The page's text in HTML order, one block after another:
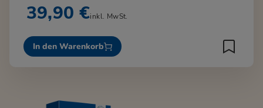
39,90 €inkl. MwSt.
In den Warenkorb